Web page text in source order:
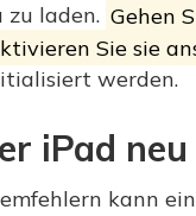
laden. Gehen
Sie sie
werden.
iPad
kann